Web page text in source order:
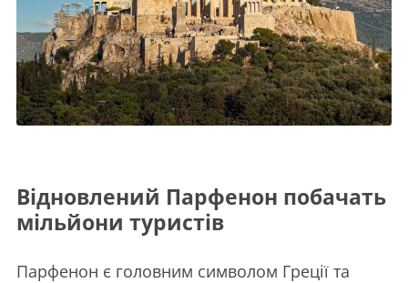
Відновлений Парфенон побачать
мільйони туристів
Парфенон є головним символом Греції та